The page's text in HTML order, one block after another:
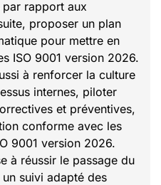
rapport aux
proposer un plan
pour mettre en
ISO 9001 version 2026.
à renforcer la culture
internes, piloter
et préventives,
conforme avec les
9001 version 2026.
à réussir le passage du
suivi adapté des